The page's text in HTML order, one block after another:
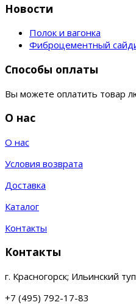
Новости
Полок и вагонка
Фиброцементный
Способы оплаты
Вы можете оплатить товар
О нас
О нас
Условия возврата
Доставка
Каталог
Контакты
Контакты
г. Красногорск; Ильинский
+7 (495) 792-17-83